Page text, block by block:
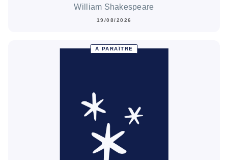
William Shakespeare
19/08/2026
À PARAÎTRE